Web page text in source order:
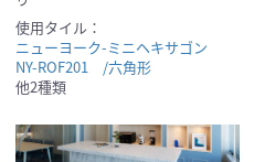
使用タイル：
ニューヨーク-ミニヘキサゴン
NY-ROF201 /六角形
他2種類